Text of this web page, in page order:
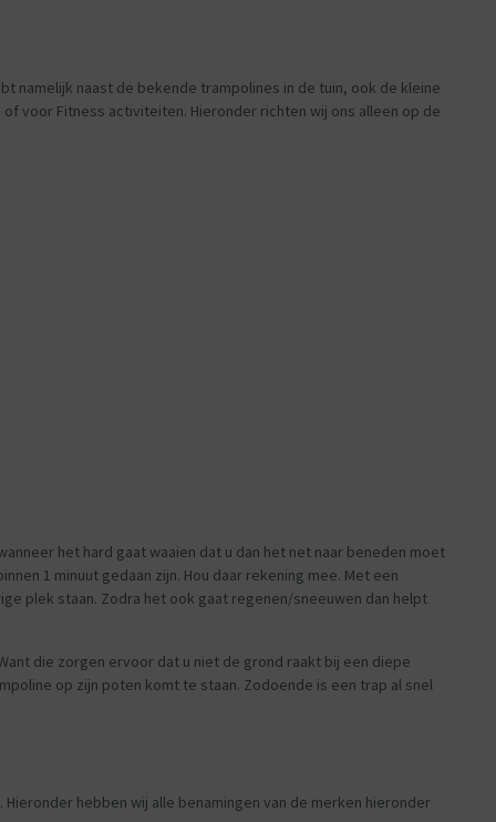
namelijk naast de bekende trampolines in de tuin, ook de kleine
voor Fitness activiteiten. Hieronder richten wij ons alleen op de
het hard gaat waaien dat u dan het net naar beneden moet
1 minuut gedaan zijn. Hou daar rekening mee. Met een
plek staan. Zodra het ook gaat regenen/sneeuwen dan helpt
die zorgen ervoor dat u niet de grond raakt bij een diepe
op zijn poten komt te staan. Zodoende is een trap al snel
hebben wij alle benamingen van de merken hieronder